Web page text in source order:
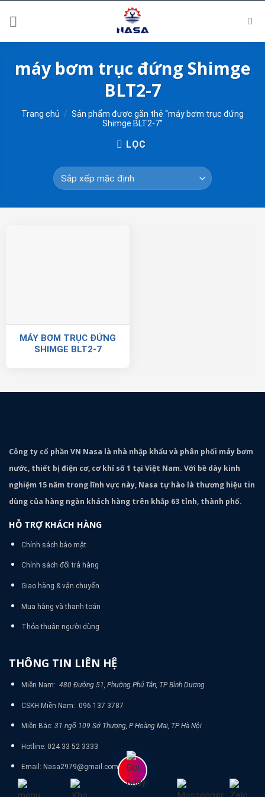
máy bơm trục đứng Shimge
BLT2-7
Trang chủ / Sản phẩm được gắn thẻ “máy bơm trục đứng
Shimge BLT2-7”
LỌC
MÁY BƠM TRỤC ĐỨNG
SHIMGE BLT2-7
Công ty cổ phần VN Nasa là nhà nhập khẩu và phân phối máy bơm
nước, thiết bị điện cơ, cơ khí số 1 tại Việt Nam. Với bề dày kinh
nghiệm 15 năm trong lĩnh vực này, Nasa tự hào là thương hiệu tin
dùng của hàng ngàn khách hàng trên khắp 63 tỉnh, thành phố.
HỖ TRỢ KHÁCH HÀNG
Chính sách bảo mật
Chính sách đổi trả hàng
Giao hàng & vận chuyển
Mua hàng và thanh toán
Thỏa thuận người dùng
THÔNG TIN LIÊN HỆ
Miền Nam: 480 Đường 51, Phường Phú Tân, TP Bình Dương
CSKH Miền Nam: 096 137 3787
Miền Bắc: 31 ngõ 109 Sở Thượng, P Hoàng Mai, TP Hà Nội
Hotline: 024 33 52 3333
Email: Nasa2979@gmail.com